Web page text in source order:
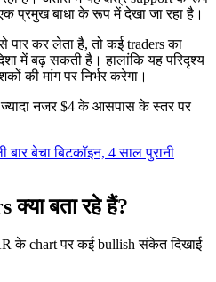
प्रमुख बाधा के रूप में देखा जा रहा है।
पार कर लेता है, तो कई traders का
में बढ़ सकती है। हालांकि यह परिदृश्य
की मांग पर निर्भर करेगा।
नजर $4 के आसपास के स्तर पर
बार बेचा बिटकॉइन, 4 साल पुरानी
बता रहे हैं?
के chart पर कई bullish संकेत दिखाई